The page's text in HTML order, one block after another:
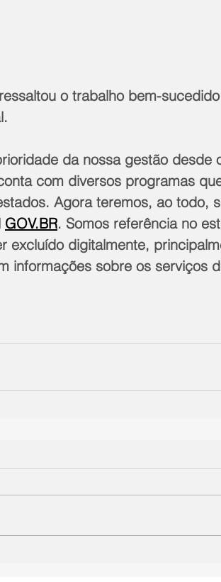
o trabalho bem-
da nossa gestão desde
com diversos programas
Agora teremos, ao todo,
GOV.BR. Somos referência no
excluído digitalmente,
informações sobre os serviços